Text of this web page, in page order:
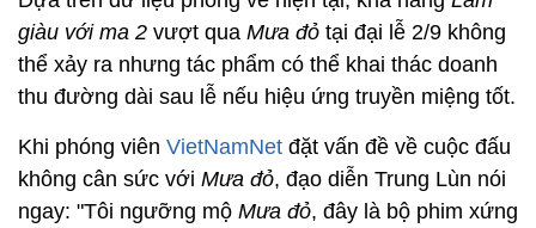
giàu với ma 2 vượt qua Mưa đỏ tại đại lễ 2/9 không
thể xảy ra nhưng tác phẩm có thể khai thác doanh
thu đường dài sau lễ nếu hiệu ứng truyền miệng tốt.
Khi phóng viên VietNamNet đặt vấn đề về cuộc đấu
không cân sức với Mưa đỏ, đạo diễn Trung Lùn nói
ngay: "Tôi ngưỡng mộ Mưa đỏ, đây là bộ phim xứng